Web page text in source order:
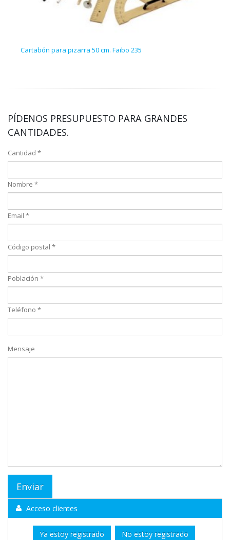
Cartabón para pizarra 50 cm. Faibo 235
PÍDENOS PRESUPUESTO PARA GRANDES
CANTIDADES.
Cantidad *
Nombre *
Email *
Código postal *
Población *
Teléfono *
Mensaje
Acceso clientes
Ya estoy registrado No estoy registrado